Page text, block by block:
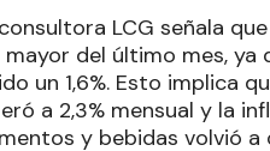
LCG señala
del último mes,
un 1,6%. Esto implica
a 2,3% mensual y la
y bebidas volvió